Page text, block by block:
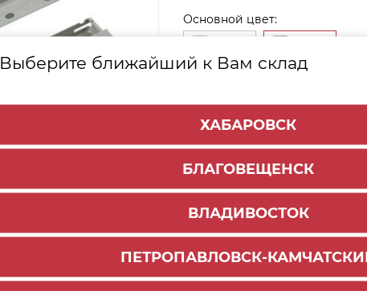
Выберите ближайший к Вам склад
ХАБАРОВСК
БЛАГОВЕЩЕНСК
ВЛАДИВОСТОК
ПЕТРОПАВЛОВСК-
Основной цвет: